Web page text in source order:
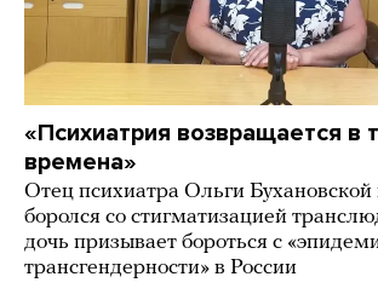
«Психиатрия возвращается в
времена»
Отец психиатра Ольги
боролся со стигматизацией
дочь призывает бороться с
трансгендерности» в России